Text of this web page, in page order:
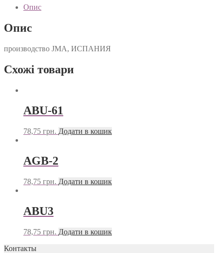
Опис
Опис
производство JMA, ИСПАНИЯ
Схожі товари
ABU-61
78,75 грн. Додати в кошик
AGB-2
78,75 грн. Додати в кошик
ABU3
78,75 грн. Додати в кошик
Контакты